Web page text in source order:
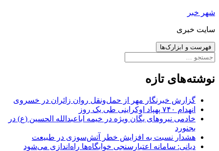
رفتن
نوشته‌ها
شهر خبر
سایت خبری
فهرست و ابزارک‌ها
جستجو
نوشته‌های تازه
گزارش خبرنگار مهر از حمل‌ونقل روان زائران در خسروی
انهدام ۷۴۰ پهپاد اوکراینی طی یک روز
خادمی نیروهای یگان ویژه در خیمه اباعبدالله الحسین (ع) در
بجنورد
هشدار نسبت به افزایش خطر آتش‌سوزی در طبیعت
دیانی: سامانه اعتبارسنجی خوابگاه‌ها راه‌اندازی می‌شود